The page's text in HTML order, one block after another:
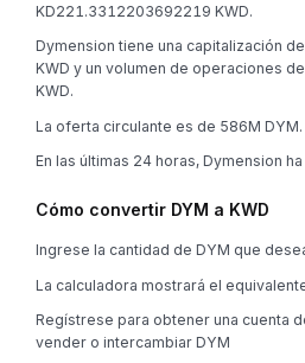
KD221.3312203692219 KWD.
Dymension tiene una capitalización
KWD y un volumen de operaciones
KWD.
La oferta circulante es de 586M DYM.
En las últimas 24 horas, Dymension
Cómo convertir DYM a KWD
Ingrese la cantidad de DYM que
La calculadora mostrará el
Regístrese para obtener una cuenta
vender o intercambiar DYM